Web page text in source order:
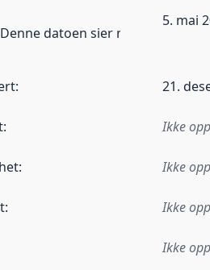
Denne datoen sier når dataene i
5. mai
: 21.
: Ikke
: Ikke
: Ikke
Ikke